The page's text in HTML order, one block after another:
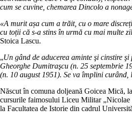
cum se cuvine, chemarea Dincolo a
«A murit așa cum a trăit, cu o mare
cu toții că s-a stins în urmă cu mai multe
Stoica Lascu.
„Un gând de aducerea aminte şi cinstire
Gheorghe Dumitraşcu (n. 25 septembrie
(n. 10 august 1951). Se va împlini
Născut în comuna doljeană Goicea Mică,
cursurile faimosului Liceu Militar „Nicolae
la Facultatea de Istorie din cadrul